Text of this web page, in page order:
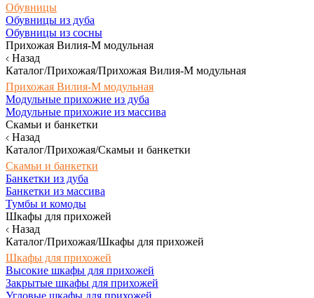
Обувницы
Обувницы из дуба
Обувницы из сосны
Прихожая Вилия-М модульная
Назад
Каталог/Прихожая/Прихожая Вилия-М модульная
Прихожая Вилия-М модульная
Модульные прихожие из дуба
Модульные прихожие из массива
Скамьи и банкетки
Назад
Каталог/Прихожая/Скамьи и банкетки
Скамьи и банкетки
Банкетки из дуба
Банкетки из массива
Тумбы и комоды
Шкафы для прихожей
Назад
Каталог/Прихожая/Шкафы для прихожей
Шкафы для прихожей
Высокие шкафы для прихожей
Закрытые шкафы для прихожей
Угловые шкафы для прихожей